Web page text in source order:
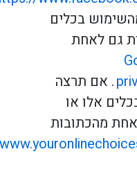
בכלים
גם לאחת
. אם תרצה
אלו או
מהכתובות